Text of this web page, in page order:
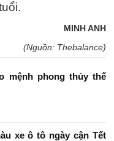
MINH ANH
(Nguồn: Thebalance)
mệnh phong thủy thế
xe ô tô ngày cận Tết